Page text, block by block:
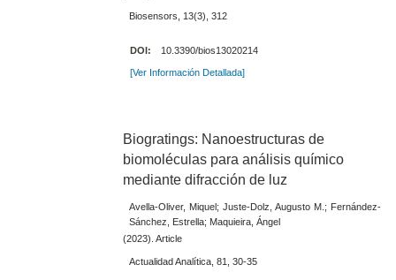
Biosensors, 13(3), 312
DOI: 10.3390/bios13020214
[Ver Información Detallada]
Biogratings: Nanoestructuras de
biomoléculas para análisis químico
mediante difracción de luz
Avella-Oliver, Miquel; Juste-Dolz, Augusto M.; Fernández-
Sánchez, Estrella; Maquieira, Ángel
(2023). Article
Actualidad Analítica, 81, 30-35